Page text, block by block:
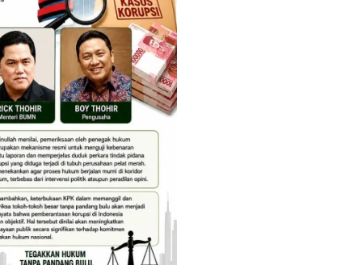
Berita Event Olah Raga